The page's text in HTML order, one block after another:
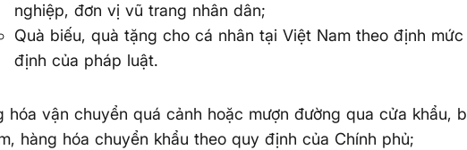
nghiệp, đơn vị vũ trang nhân dân;
Quà biếu, quà tặng cho cá nhân tại Việt Nam theo định
định của pháp luật.
hóa vận chuyển quá cảnh hoặc mượn đường qua cửa khẩu,
hàng hóa chuyển khẩu theo quy định của Chính phủ;